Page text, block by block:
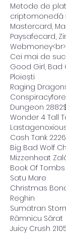
Metode de
criptomonedă
Mastercard,
Paysafecard,
Webmoney<br>
Cei mai de
Good Girl, Bad
Ploiești
Raging
Dungeon
Wonder 4 Tall
Cash Tank
Big Bad Wolf
Mizzenheat
Book Of
Satu Mare
Christmas
Reghin
Sumatran
Râmnicu Sărat
Juicy Crush